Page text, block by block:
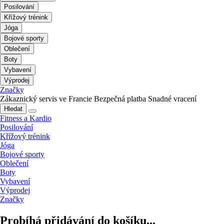
Posilování
Křížový trénink
Jóga
Bojové sporty
Oblečení
Boty
Vybavení
Výprodej
Značky
Zákaznický servis ve Francie Bezpečná platba Snadné vracení
Hledat
Fitness a Kardio
Posilování
Křížový trénink
Jóga
Bojové sporty
Oblečení
Boty
Vybavení
Výprodej
Značky
Probíhá přidávání do košíku...